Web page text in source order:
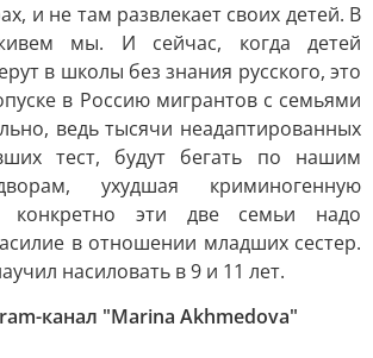
и не там развлекает своих детей. В
мы. И сейчас, когда детей
в школы без знания русского, это
в Россию мигрантов с семьями
ведь тысячи неадаптированных
тест, будут бегать по нашим
ухудшая криминогенную
конкретно эти две семьи надо
в отношении младших сестер.
насиловать в 9 и 11 лет.
канал "Marina Akhmedova"